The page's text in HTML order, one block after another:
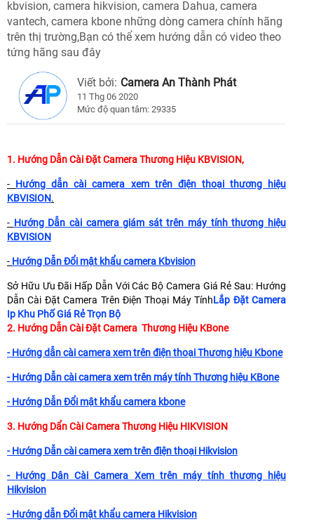
kbvision, camera hikvision, camera Dahua, camera
vantech, camera kbone những dòng camera chính hãng
trên thị trường,Bạn có thể xem hướng dẫn có video theo
tứng hãng sau đây
Viết bởi: Camera An Thành Phát
11 Thg 06 2020
Mức độ quan tâm: 29335
1. Hướng Dẫn Cài Đặt Camera Thương Hiệu KBVISION,
- Hướng dẫn cài camera xem trên điện thoại thương hiệu
KBVISION.
- Hướng Dẫn cài camera giám sát trên máy tính thương hiệu
KBVISION
- Hướng Dẫn Đổi mật khẩu camera Kbvision
Sở Hữu Ưu Đãi Hấp Dẫn Với Các Bộ Camera Giá Rẻ Sau: Hướng
Dẫn Cài Đặt Camera Trên Điện Thoại Máy TínhLắp Đặt Camera
Ip Khu Phố Giá Rẻ Trọn Bộ
2. Hướng Dẫn Cài Đặt Camera Thương Hiệu KBone
- Hướng dẫn cài camera xem trên điện thoại Thương hiệu Kbone
- Hướng Dẫn cài camera xem trên máy tính Thương hiệu KBone
- Hướng Dẫn Đổi mật khẩu camera kbone
3. Hướng Dẩn Cài Camera Thương Hiệu HIKVISION
- Hướng Dẫn cài camera xem trên điện thoại Hikvision
- Hướng Dân Cài Camera Xem trên máy tính thương hiệu
Hikvision
- Hướng dẫn Đổi mật khẩu camera Hikvision